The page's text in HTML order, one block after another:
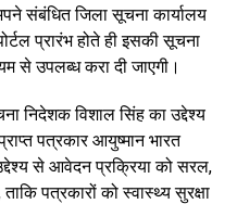
संबंधित जिला सूचना कार्यालय
प्रारंभ होते ही इसकी सूचना
से उपलब्ध करा दी जाएगी।
निदेशक विशाल सिंह का उद्देश्य
पत्रकार आयुष्मान भारत
से आवेदन प्रक्रिया को सरल,
पत्रकारों को स्वास्थ्य सुरक्षा